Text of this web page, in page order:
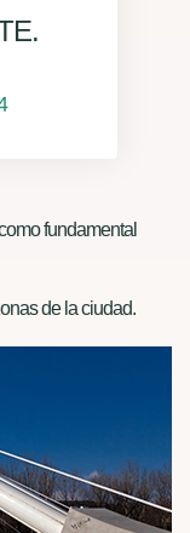
fundamental
de la ciudad.